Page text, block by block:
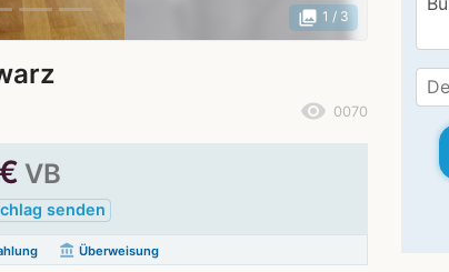
photo_library 1 / 3
remove_red_eye 0070
€ VB
senden
account_balance Überweisung